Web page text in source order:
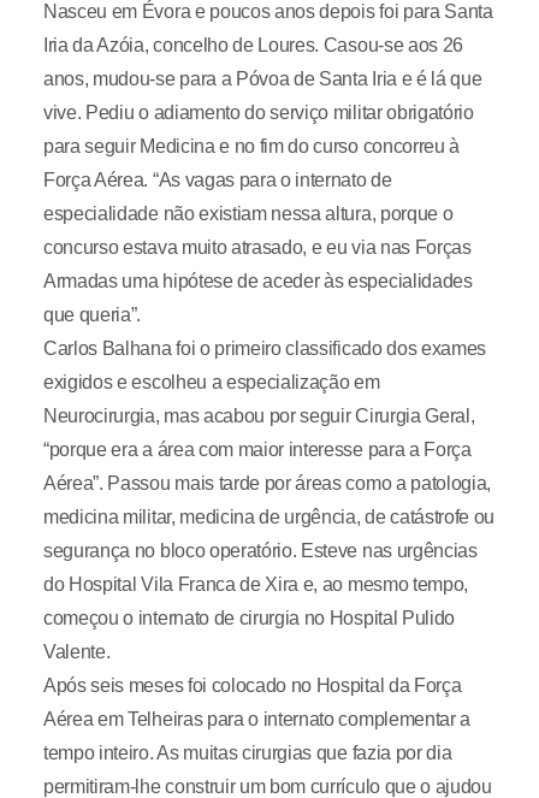
Nasceu em Évora e poucos anos depois foi para Santa
Iria da Azóia, concelho de Loures. Casou-se aos 26
anos, mudou-se para a Póvoa de Santa Iria e é lá que
vive. Pediu o adiamento do serviço militar obrigatório
para seguir Medicina e no fim do curso concorreu à
Força Aérea. “As vagas para o internato de
especialidade não existiam nessa altura, porque o
concurso estava muito atrasado, e eu via nas Forças
Armadas uma hipótese de aceder às especialidades
que queria”.
Carlos Balhana foi o primeiro classificado dos exames
exigidos e escolheu a especialização em
Neurocirurgia, mas acabou por seguir Cirurgia Geral,
“porque era a área com maior interesse para a Força
Aérea”. Passou mais tarde por áreas como a patologia,
medicina militar, medicina de urgência, de catástrofe ou
segurança no bloco operatório. Esteve nas urgências
do Hospital Vila Franca de Xira e, ao mesmo tempo,
começou o internato de cirurgia no Hospital Pulido
Valente.
Após seis meses foi colocado no Hospital da Força
Aérea em Telheiras para o internato complementar a
tempo inteiro. As muitas cirurgias que fazia por dia
permitiram-lhe construir um bom currículo que o ajudou